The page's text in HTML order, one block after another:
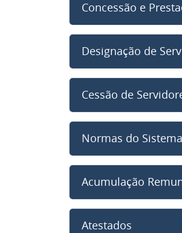
Concessão e
Designação de
Cessão de
Normas do
Acumulação
Atestados